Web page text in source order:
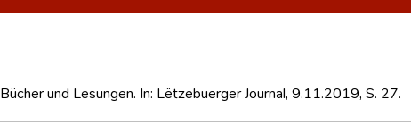
Bücher und Lesungen. In: Lëtzebuerger Journal, 9.11.2019, S. 27.